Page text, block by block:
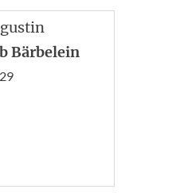
Bärbelein